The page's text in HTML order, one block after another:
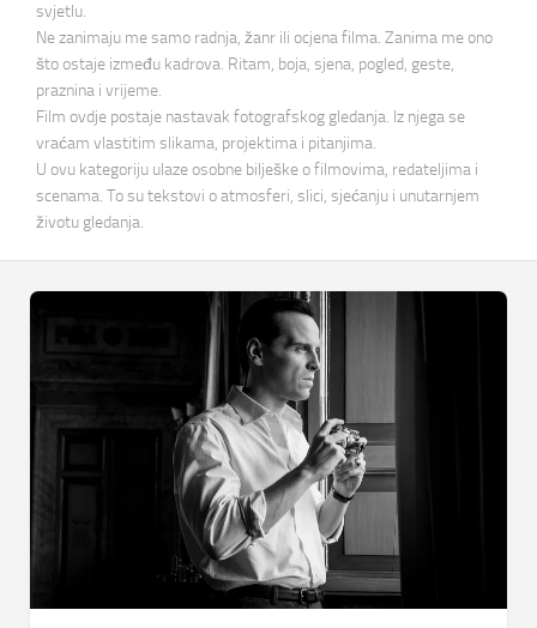
svjetlu.
Ne zanimaju me samo radnja, žanr ili ocjena filma. Zanima me ono
što ostaje između kadrova. Ritam, boja, sjena, pogled, geste,
praznina i vrijeme.
Film ovdje postaje nastavak fotografskog gledanja. Iz njega se
vraćam vlastitim slikama, projektima i pitanjima.
U ovu kategoriju ulaze osobne bilješke o filmovima, redateljima i
scenama. To su tekstovi o atmosferi, slici, sjećanju i unutarnjem
životu gledanja.